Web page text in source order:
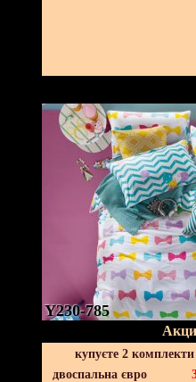
Y230-785
купуєте 2
двоспальна євро